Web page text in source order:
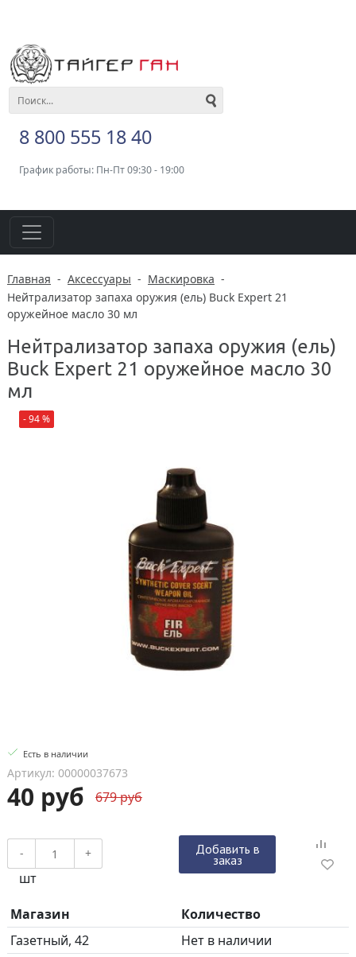
8 800 555 18 40
График работы: Пн-Пт 09:30 - 19:00
Главная - Аксессуары - Маскировка -
Нейтрализатор запаха оружия (ель) Buck Expert 21
оружейное масло 30 мл
Нейтрализатор запаха оружия (ель)
Buck Expert 21 оружейное масло 30
мл
- 94 %
Есть в наличии
Артикул: 00000037673
40 руб 679 руб
- +
шт
Добавить в
заказ
Магазин
Количество
Газетный, 42
Нет в наличии